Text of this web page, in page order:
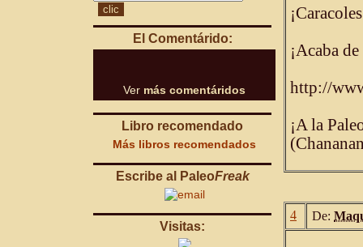
El Comentárido:
Ver más comentáridos
Libro recomendado
Más libros recomendados
Escribe al PaleoFreak
Visitas:
¡Acaba
http://
¡A la
4 De: